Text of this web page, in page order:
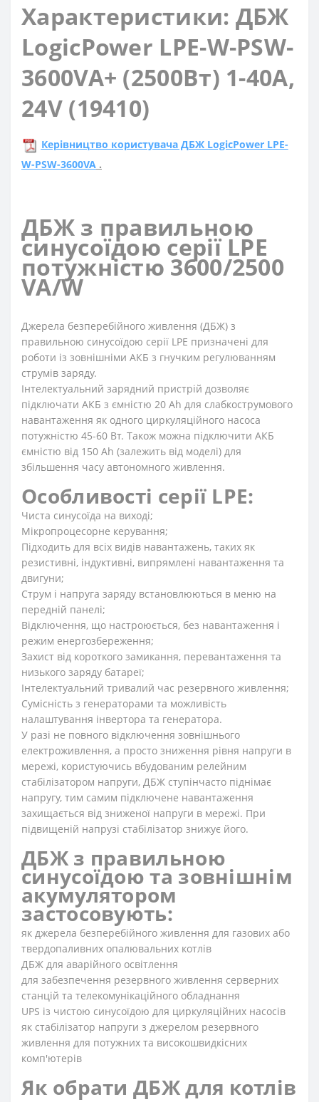
Характеристики: ДБЖ
LogicPower LPE-W-PSW-
3600VA+ (2500Вт) 1-40A,
24V (19410)
Керівництво користувача ДБЖ LogicPower LPE-
W-PSW-3600VA .
ДБЖ з правильною
синусоїдою серії LPE
потужністю 3600/2500
VA/W
Джерела безперебійного живлення (ДБЖ) з
правильною синусоїдою серії LPE призначені для
роботи із зовнішніми АКБ з гнучким регулюванням
струмів заряду.
Інтелектуальний зарядний пристрій дозволяє
підключати АКБ з ємністю 20 Ah для слабкострумового
навантаження як одного циркуляційного насоса
потужністю 45-60 Вт. Також можна підключити АКБ
ємністю від 150 Ah (залежить від моделі) для
збільшення часу автономного живлення.
Особливості серії LPE:
Чиста синусоїда на виході;
Мікропроцесорне керування;
Підходить для всіх видів навантажень, таких як
резистивні, індуктивні, випрямлені навантаження та
двигуни;
Струм і напруга заряду встановлюються в меню на
передній панелі;
Відключення, що настроюється, без навантаження і
режим енергозбереження;
Захист від короткого замикання, перевантаження та
низького заряду батареї;
Інтелектуальний тривалий час резервного живлення;
Сумісність з генераторами та можливість
налаштування інвертора та генератора.
У разі не повного відключення зовнішнього
електроживлення, а просто зниження рівня напруги в
мережі, користуючись вбудованим релейним
стабілізатором напруги, ДБЖ ступінчасто піднімає
напругу, тим самим підключене навантаження
захищається від зниженої напруги в мережі. При
підвищеній напрузі стабілізатор знижує його.
ДБЖ з правильною
синусоїдою та зовнішнім
акумулятором
застосовують:
як джерела безперебійного живлення для газових або
твердопаливних опалювальних котлів
ДБЖ для аварійного освітлення
для забезпечення резервного живлення серверних
станцій та телекомунікаційного обладнання
UPS із чистою синусоїдою для циркуляційних насосів
як стабілізатор напруги з джерелом резервного
живлення для потужних та високошвидкісних
комп'ютерів
Як обрати ДБЖ для котлів